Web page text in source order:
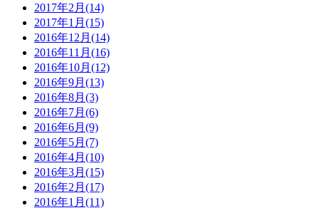
2017年2月(14)
2017年1月(15)
2016年12月(14)
2016年11月(16)
2016年10月(12)
2016年9月(13)
2016年8月(3)
2016年7月(6)
2016年6月(9)
2016年5月(7)
2016年4月(10)
2016年3月(15)
2016年2月(17)
2016年1月(11)